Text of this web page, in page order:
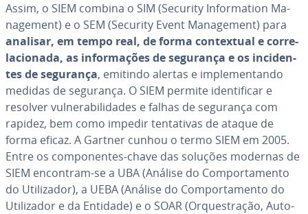
Assim, o SIEM combina o SIM (Security In­for­ma­tion Ma­
na­ge­ment) e o SEM (Security Event Ma­na­ge­ment) para
analisar, em tempo real, de forma con­tex­tual e cor­re­
la­ci­o­nada, as in­for­ma­ções de segurança e os in­ci­den­
tes de segurança, emitindo alertas e im­ple­men­tando
medidas de segurança. O SIEM permite iden­ti­fi­car e
resolver vul­ne­ra­bi­li­da­des e falhas de segurança com
rapidez, bem como impedir ten­ta­ti­vas de ataque de
forma eficaz. A Gartner cunhou o termo SIEM em 2005.
Entre os com­po­nen­tes-chave das soluções modernas de
SIEM encontram-se a UBA (Análise do Com­por­ta­mento
do Uti­li­za­dor), a UEBA (Análise do Com­por­ta­mento do
Uti­li­za­dor e da Entidade) e o SOAR (Or­ques­tra­ção, Au­to­